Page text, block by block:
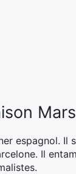
espagnol. Il
Il